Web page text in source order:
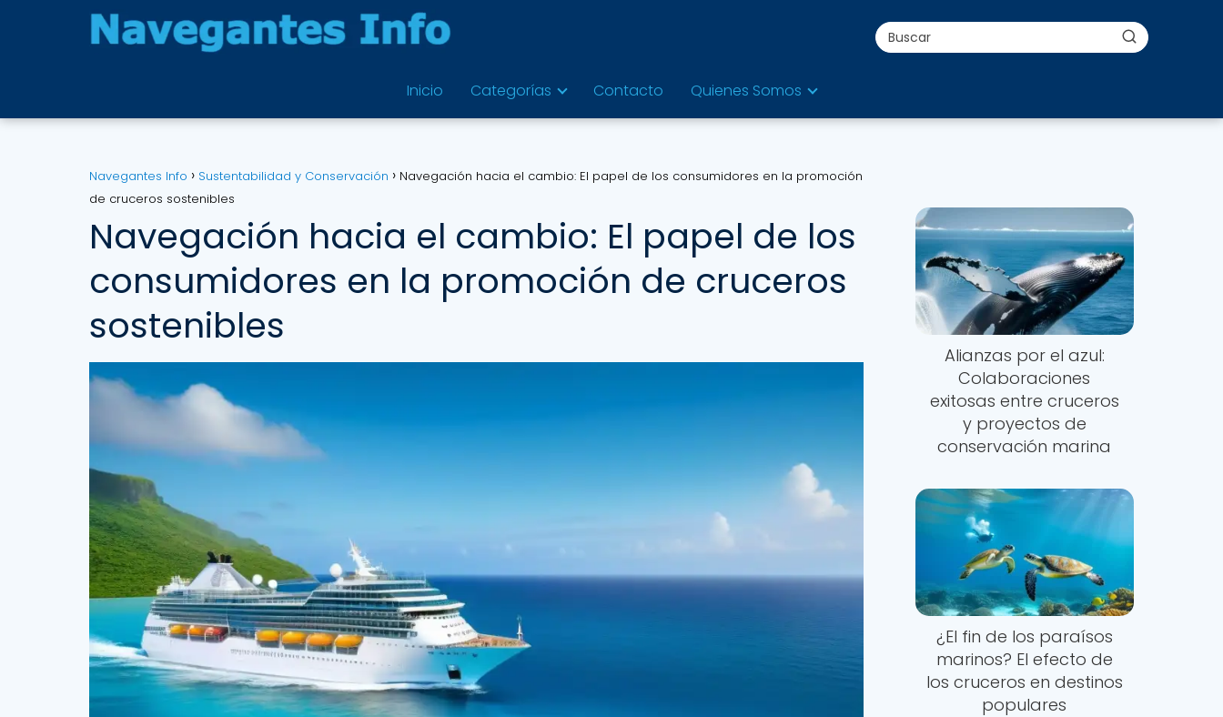
Inicio Categorías Contacto Quienes Somos
Navegantes Info Sustentabilidad y Conservación
Navegación hacia el cambio: El papel de los consumidores en la promoción
de cruceros sostenibles
Navegación hacia el cambio: El papel de los
consumidores en la promoción de cruceros
sostenibles
Alianzas por el azul:
Colaboraciones
exitosas entre cruceros
y proyectos de
conservación marina
¿El fin de los paraísos
marinos? El efecto de
los cruceros en destinos
populares